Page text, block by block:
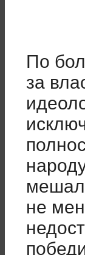
По
за
не